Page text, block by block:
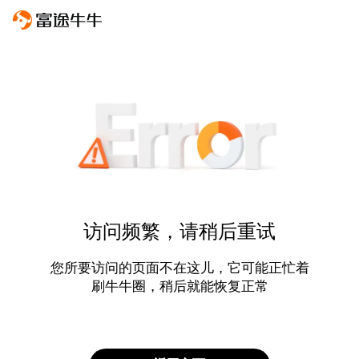
访问频繁，请稍后重试
您所要访问的页面不在这儿，它可能正忙着
刷牛牛圈，稍后就能恢复正常